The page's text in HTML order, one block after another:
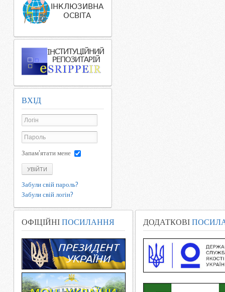
ВХІД
Запам'ятати мене
УВІЙТИ
Забули свій пароль?
Забули свій логін?
ОФІЦІЙНІ ПОСИЛАННЯ ДОДАТКОВІ